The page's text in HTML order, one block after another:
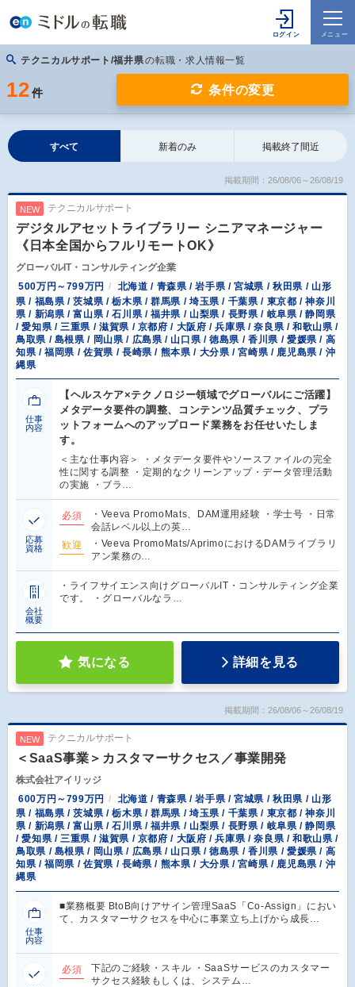
テクニカルサポート/福井県の転職・求人情報一覧
12 件 条件の変更
すべて 新着のみ 掲載終了間近
掲載期間：26/08/06～26/08/19
NEW テクニカルサポート
デジタルアセットライブラリー シニアマネージャー
《日本全国からフルリモートOK》
グローバルIT・コンサルティング企業
500万円～799万円
北海道 / 青森県 / 岩手県 / 宮城県 / 秋田県 / 山形
県 / 福島県 / 茨城県 / 栃木県 / 群馬県 / 埼玉県 / 千葉県 / 東京都 / 神奈川
県 / 新潟県 / 富山県 / 石川県 / 福井県 / 山梨県 / 長野県 / 岐阜県 / 静岡県
/ 愛知県 / 三重県 / 滋賀県 / 京都府 / 大阪府 / 兵庫県 / 奈良県 / 和歌山県 /
鳥取県 / 島根県 / 岡山県 / 広島県 / 山口県 / 徳島県 / 香川県 / 愛媛県 / 高
知県 / 福岡県 / 佐賀県 / 長崎県 / 熊本県 / 大分県 / 宮崎県 / 鹿児島県 / 沖
縄県
仕事
内容
【ヘルスケア×テクノロジー領域でグローバルにご活躍】
メタデータ要件の調整、コンテンツ品質チェック、プラ
ットフォームへのアップロード業務をお任せいたしま
す。
＜主な仕事内容＞ ・メタデータ要件やソースファイルの完全
性に関する調整 ・定期的なクリーンアップ・データ管理活動
の実施 ・ブラ…
応募
資格
必須
・Veeva PromoMats、DAM運用経験 ・学士号 ・日常
会話レベル以上の英…
歓迎
・Veeva PromoMats/AprimoにおけるDAMライブラリ
アン業務の…
会社
概要
・ライフサイエンス向けグローバルIT・コンサルティング企業
です。 ・グローバルなラ…
気になる 詳細を見る
掲載期間：26/08/06～26/08/19
NEW テクニカルサポート
＜SaaS事業＞カスタマーサクセス／事業開発
株式会社アイリッジ
600万円～799万円
北海道 / 青森県 / 岩手県 / 宮城県 / 秋田県 / 山形
県 / 福島県 / 茨城県 / 栃木県 / 群馬県 / 埼玉県 / 千葉県 / 東京都 / 神奈川
県 / 新潟県 / 富山県 / 石川県 / 福井県 / 山梨県 / 長野県 / 岐阜県 / 静岡県
/ 愛知県 / 三重県 / 滋賀県 / 京都府 / 大阪府 / 兵庫県 / 奈良県 / 和歌山県 /
鳥取県 / 島根県 / 岡山県 / 広島県 / 山口県 / 徳島県 / 香川県 / 愛媛県 / 高
知県 / 福岡県 / 佐賀県 / 長崎県 / 熊本県 / 大分県 / 宮崎県 / 鹿児島県 / 沖
縄県
仕事
内容
■業務概要 BtoB向けアサイン管理SaaS「Co-Assign」におい
て、カスタマーサクセスを中心に事業立ち上げから成長…
必須
下記のご経験・スキル ・SaaSサービスのカスタマー
サクセス経験もしくは、システム…